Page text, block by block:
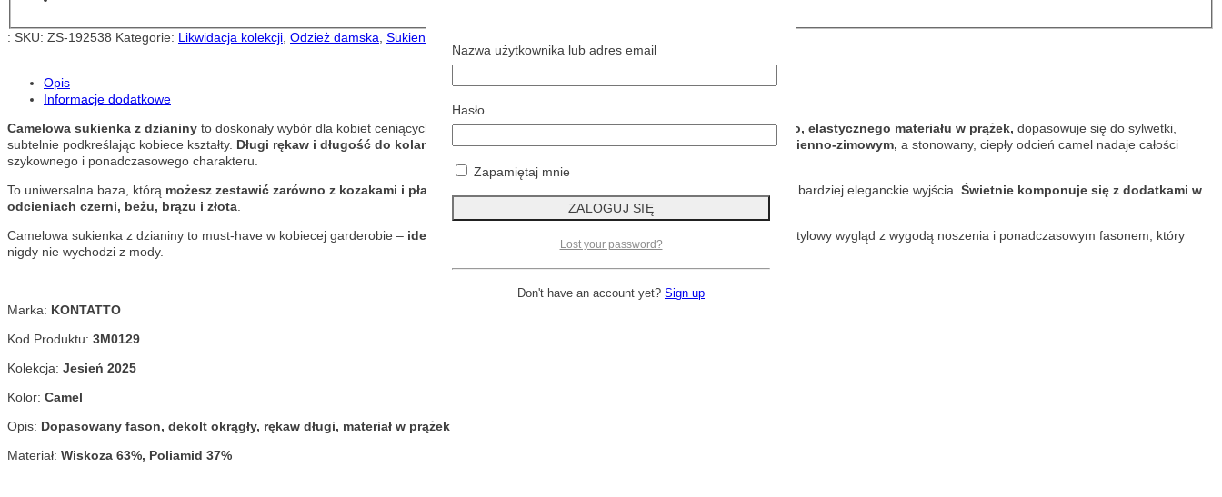
: SKU: ZS-192538 Kategorie: Likwidacja kolekcji, Odzież damska, Sukienki
Opis
Informacje dodatkowe
Camelowa sukienka z dzianiny to doskonały wybór dla kobiet ceniących połączenie klasyki, wygody i elegancji.Wykonana z miękkiego, elastycznego materiału w prążek, dopasowuje się do sylwetki,
subtelnie podkreślając kobiece kształty. Długi rękaw i długość do kolan sprawiają, że model ten idealnie sprawdzi się w okresie jesienno-zimowym, a stonowany, ciepły odcień camel nadaje całości
szykownego i ponadczasowego charakteru.
To uniwersalna baza, którą możesz zestawić zarówno z kozakami i płaszczem na bardziej eleganckie wyjścia. Świetnie komponuje się z dodatkami w
odcieniach czerni, beżu, brązu i złota.
Camelowa sukienka z dzianiny to must-have w kobiecej garderobie – idealna do pracy, na spotkanie, do biura czy na spacer.
Łączy stylowy wygląd z wygodą noszenia i ponadczasowym fasonem, który
nigdy nie wychodzi z mody.
Marka: KONTATTO
Kod Produktu: 3M0129
Kolekcja: Jesień 2025
Kolor: Camel
Opis: Dopasowany fason, dekolt okrągły, rękaw długi, materiał w prążek
Materiał: Wiskoza 63%, Poliamid 37%
Nazwa użytkownika lub adres email
Hasło
Zapamiętaj mnie
Lost your password?
Don't have an account yet? Sign up